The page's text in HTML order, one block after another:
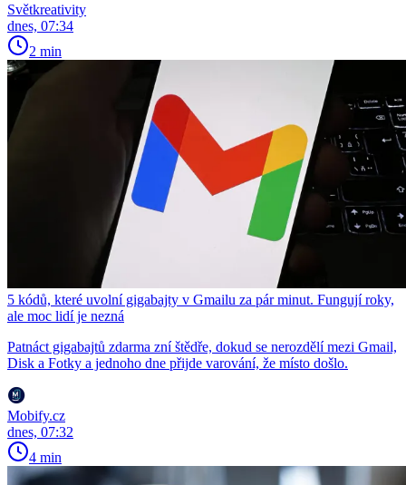
Světkreativity
dnes, 07:34
2 min
5 kódů, které uvolní gigabajty v Gmailu za pár minut. Fungují roky,
ale moc lidí je nezná
Patnáct gigabajtů zdarma zní štědře, dokud se nerozdělí mezi Gmail,
Disk a Fotky a jednoho dne přijde varování, že místo došlo.
Mobify.cz
dnes, 07:32
4 min